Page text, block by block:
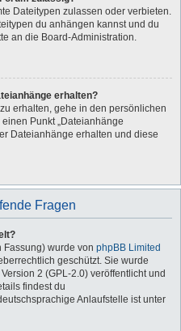
Dateitypen zulassen oder verbieten.
du anhängen kannst und du
an die Board-Administration.
erhalten?
erhalten, gehe in den persönlichen
einen Punkt „Dateianhänge
Dateianhänge erhalten und diese
Fragen
Fassung) wurde von phpBB Limited
geschützt. Sie wurde
2 (GPL-2.0) veröffentlicht und
findest du
Anlaufstelle ist unter